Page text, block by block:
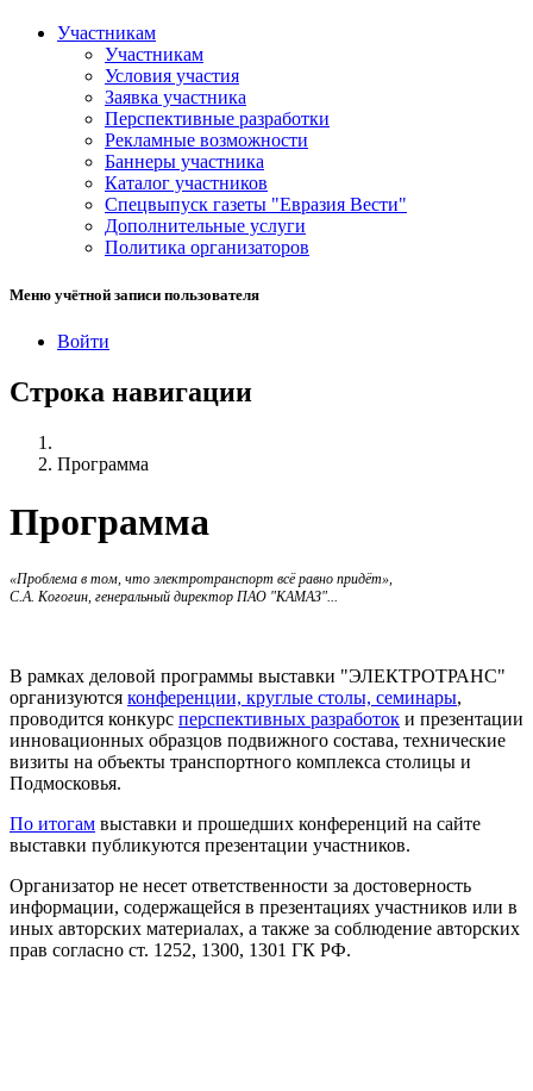
Участникам
Участникам
Условия участия
Заявка участника
Перспективные разработки
Рекламные возможности
Баннеры участника
Каталог участников
Спецвыпуск газеты "Евразия Вести"
Дополнительные услуги
Политика организаторов
Меню учётной записи пользователя
Войти
Строка навигации
Программа
Программа
«Проблема в том, что электротранспорт всё равно придёт»,
С.А. Когогин, генеральный директор ПАО "КАМАЗ"...
В рамках деловой программы выставки "ЭЛЕКТРОТРАНС"
организуются конференции, круглые столы, семинары,
проводится конкурс перспективных разработок и презентации
инновационных образцов подвижного состава, технические
визиты на объекты транспортного комплекса столицы и
Подмосковья.
По итогам выставки и прошедших конференций на сайте
выставки публикуются презентации участников.
Организатор не несет ответственности за достоверность
информации, содержащейся в презентациях участников или в
иных авторских материалах, а также за соблюдение авторских
прав согласно ст. 1252, 1300, 1301 ГК РФ.